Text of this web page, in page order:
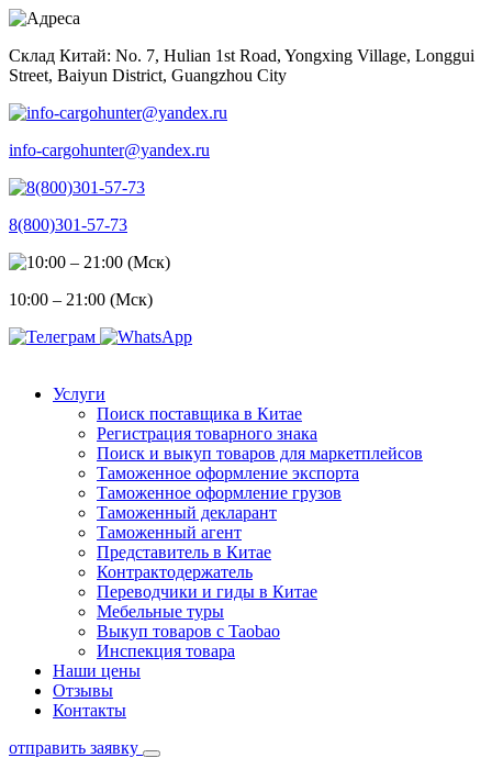
Skip
content
Склад Китай: No. 7, Hulian 1st Road, Yongxing Village, Longgui
Street, Baiyun District, Guangzhou City
info-cargohunter@yandex.ru
8(800)301-57-73
10:00 – 21:00 (Мск)
Услуги
Поиск поставщика в Китае
Регистрация товарного знака
Поиск и выкуп товаров для маркетплейсов
Таможенное оформление экспорта
Таможенное оформление грузов
Таможенный декларант
Таможенный агент
Представитель в Китае
Контрактодержатель
Переводчики и гиды в Китае
Мебельные туры
Выкуп товаров с Taobao
Инспекция товара
Наши цены
Отзывы
Контакты
отправить заявку